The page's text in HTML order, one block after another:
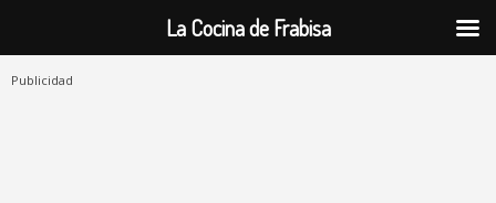
Publicidad
La Cocina de Frabisa